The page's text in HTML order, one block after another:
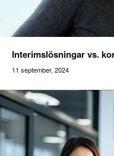
Addilon
Interimslösningar vs.
11 september, 2024